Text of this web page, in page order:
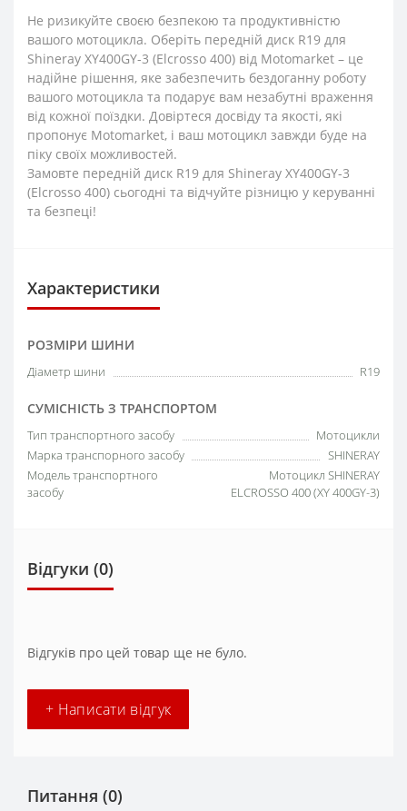
Не ризикуйте своєю безпекою та продуктивністю
вашого мотоцикла. Оберіть передній диск R19 для
Shineray XY400GY-3 (Elcrosso 400) від Motomarket – це
надійне рішення, яке забезпечить бездоганну роботу
вашого мотоцикла та подарує вам незабутні враження
від кожної поїздки. Довіртеся досвіду та якості, які
пропонує Motomarket, і ваш мотоцикл завжди буде на
піку своїх можливостей.
Замовте передній диск R19 для Shineray XY400GY-3
(Elcrosso 400) сьогодні та відчуйте різницю у керуванні
та безпеці!
Характеристики
РОЗМІРИ ШИНИ
Діаметр шини R19
СУМІСНІСТЬ З ТРАНСПОРТОМ
Тип транспортного засобу
Мотоцикли
Марка транспорного засобу
SHINERAY
Модель транспортного
засобу
Мотоцикл SHINERAY
ELCROSSO 400 (XY 400GY-3)
Відгуки (0)
Відгуків про цей товар ще не було.
+ Написати відгук
Питання (0)